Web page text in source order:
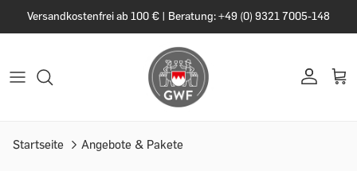
Versandkostenfrei ab 100 € | Beratung: +49 (0) 9321 7005-148
Startseite Angebote & Pakete